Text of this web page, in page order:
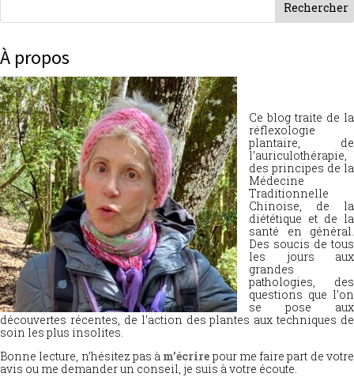
À propos
Ce blog traite de la
réflexologie
plantaire, de
l’auriculothérapie,
des principes de la
Médecine
Traditionnelle
Chinoise, de la
diététique et de la
santé en général.
Des soucis de tous
les jours aux
grandes
pathologies, des
questions que l’on
se pose aux
découvertes récentes, de l’action des plantes aux techniques de
soin les plus insolites.
Bonne lecture, n’hésitez pas à m’écrire pour me faire part de votre
avis ou me demander un conseil, je suis à votre écoute.